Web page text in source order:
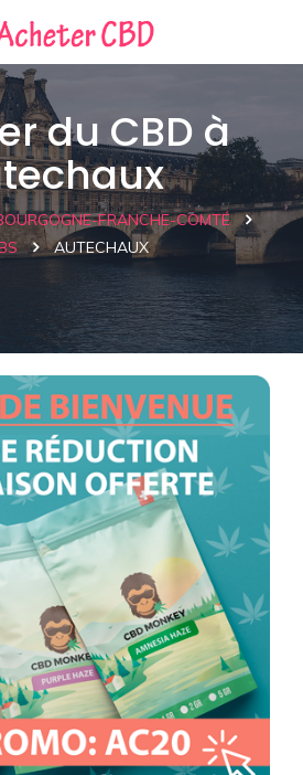
du CBD à
FRANCHE-COMTÉ
AUTECHAUX